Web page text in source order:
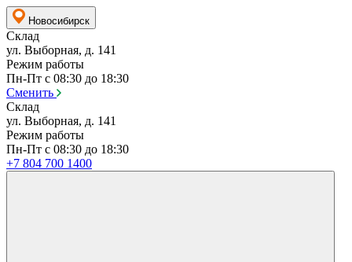
Новосибирск
Склад
ул. Выборная, д. 141
Режим работы
Пн-Пт с 08:30 до 18:30
Сменить
Склад
ул. Выборная, д. 141
Режим работы
Пн-Пт с 08:30 до 18:30
+7 804 700 1400